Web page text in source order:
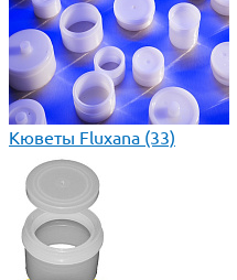
Кюветы Fluxana (33)